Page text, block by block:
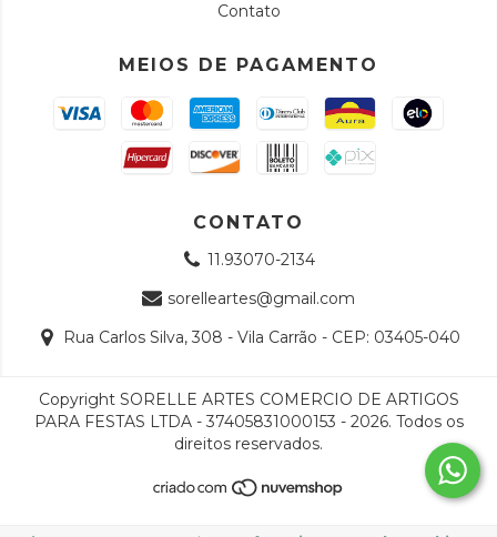
Contato
MEIOS DE PAGAMENTO
CONTATO
11.93070-2134
sorelleartes@gmail.com
Rua Carlos Silva, 308 - Vila Carrão - CEP: 03405-040
Copyright SORELLE ARTES COMERCIO DE ARTIGOS
PARA FESTAS LTDA - 37405831000153 - 2026. Todos os
direitos reservados.